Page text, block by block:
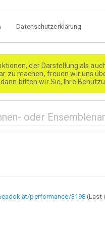
Datenschutzerklärung
der Darstellung als
zu machen, freuen wir uns
bitten wir Sie, Ihre
performance/3198 (Last